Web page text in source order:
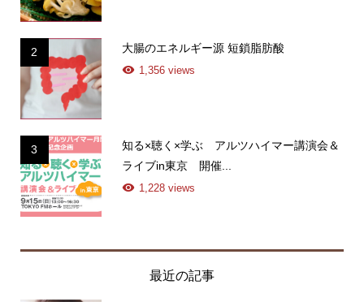
2 大腸のエネルギー源 短鎖脂肪酸
1,356 views
3
知る×聴く×学ぶ アルツハイマー講演会＆
ライブin東京 開催...
1,228 views
最近の記事